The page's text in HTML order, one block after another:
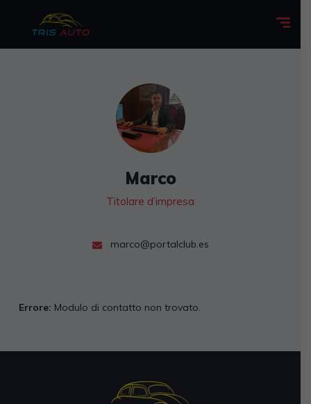
Marco
Titolare d’impresa
marco@portalclub.es
Errore: Modulo di contatto non trovato.